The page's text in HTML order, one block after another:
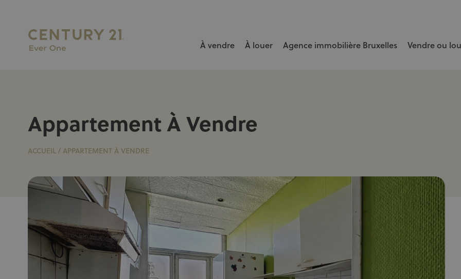
L’AGENCE N°1 À BRUXELLES pour vendre ou louer votre bien rapidement et au meilleur prix.
À vendre À louer Agence immobilière Bruxelles Vendre ou
Appartement À Vendre
ACCUEIL/ APPARTEMENT À VENDRE